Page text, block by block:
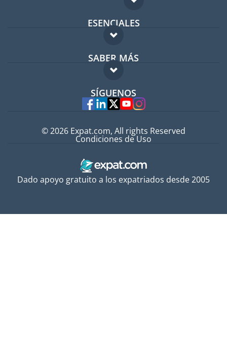
ESENCIALES
Foro para expatriados
Guía para expatriados
Trabajos en el extranjero
SABER MÁS
FAQ
Expertos
SÍGUENOS
Dado apoyo gratuito a los expatriados desde 2005
© 2026 Expat.com, All rights Reserved
Condiciones de Uso